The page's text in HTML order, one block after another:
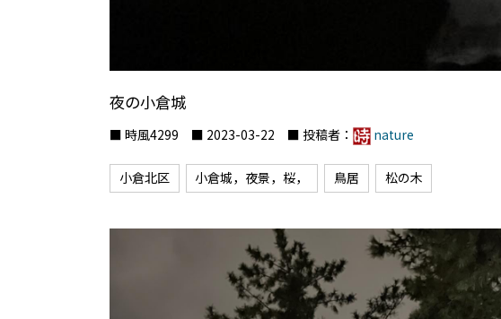
夜の小倉城
■ 時風4299 ■ 2023-03-22 ■ 投稿者： nature
小倉北区 小倉城，夜景，桜， 鳥居 松の木